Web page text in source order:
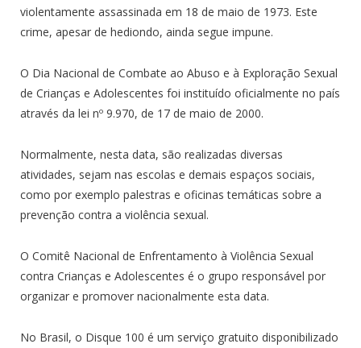
violentamente assassinada em 18 de maio de 1973. Este
crime, apesar de hediondo, ainda segue impune.
O Dia Nacional de Combate ao Abuso e à Exploração Sexual
de Crianças e Adolescentes foi instituído oficialmente no país
através da lei nº 9.970, de 17 de maio de 2000.
Normalmente, nesta data, são realizadas diversas
atividades, sejam nas escolas e demais espaços sociais,
como por exemplo palestras e oficinas temáticas sobre a
prevenção contra a violência sexual.
O Comitê Nacional de Enfrentamento à Violência Sexual
contra Crianças e Adolescentes é o grupo responsável por
organizar e promover nacionalmente esta data.
No Brasil, o Disque 100 é um serviço gratuito disponibilizado